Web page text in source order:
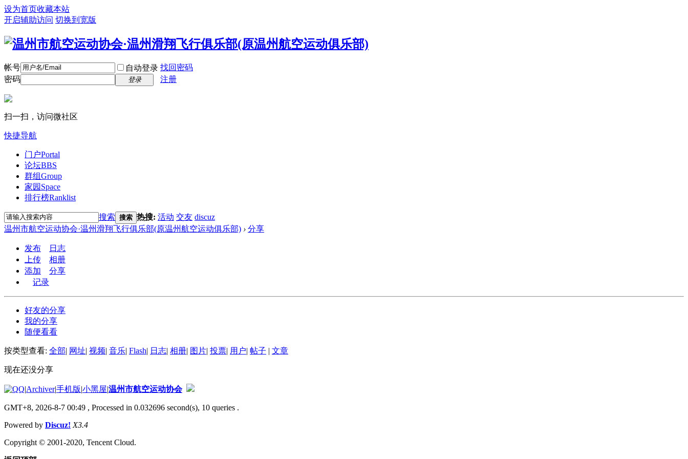
设为首页收藏本站
开启辅助访问 切换到宽版
帐号 自动登录 找回密码
密码
登录 注册
扫一扫，访问微社区
快捷导航
门户Portal
论坛BBS
群组Group
家园 Space
排行榜Ranklist
搜索 搜索 热搜: 活动 交友 discuz
温州市航空运动协会·温州滑翔飞行俱乐部(原温州航空运动俱乐部) › 分享
发布
日志
上传
相册
添加
分享
记录
好友的分享
我的分享
随便看看
按类型查看: 全部| 网址| 视频| 音乐| Flash| 日志| 相册| 图片| 投票| 用户| 帖子 | 文章
现在还没分享
|Archiver|手机版|小黑屋|温州市航空运动协会
GMT+8, 2026-8-7 00:49 , Processed in 0.032696 second(s), 10 queries .
Powered by Discuz! X3.4
Copyright © 2001-2020, Tencent Cloud.